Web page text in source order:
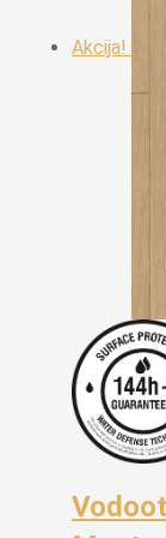
Akcija!